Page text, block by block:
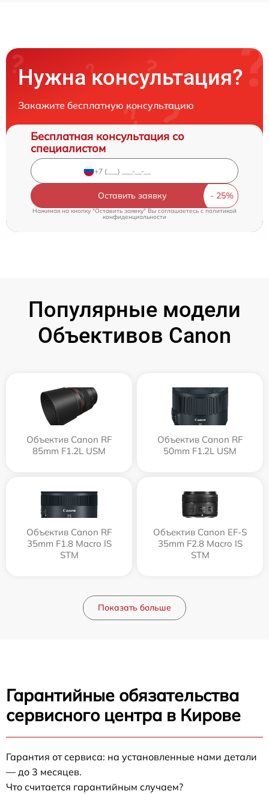
Нужна консультация?
Закажите бесплатную консультацию
Бесплатная консультация со
специалистом
Оставить заявку
Нажимая на кнопку "Оставить заявку" Вы соглашаетесь c политикой
конфиденциальности
Популярные модели
Объективов Canon
Объектив Canon RF
85mm F1.2L USM
Объектив Canon RF
50mm F1.2L USM
Объектив Canon RF
35mm F1.8 Macro IS
STM
Объектив Canon EF-S
35mm F2.8 Macro IS
STM
Показать больше
Гарантийные обязательства
сервисного центра в Кирове
Гарантия от сервиса: на установленные нами детали
— до 3 месяцев.
Что считается гарантийным случаем?